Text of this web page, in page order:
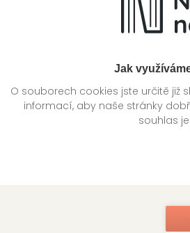
Jak
O souborech cookies jste určitě již
informací, aby naše stránky
souhlas
Je nezbytné, aby se Rix v
zjistit, jaké místo mu v
Zařažení
titulu:
Kategorie >